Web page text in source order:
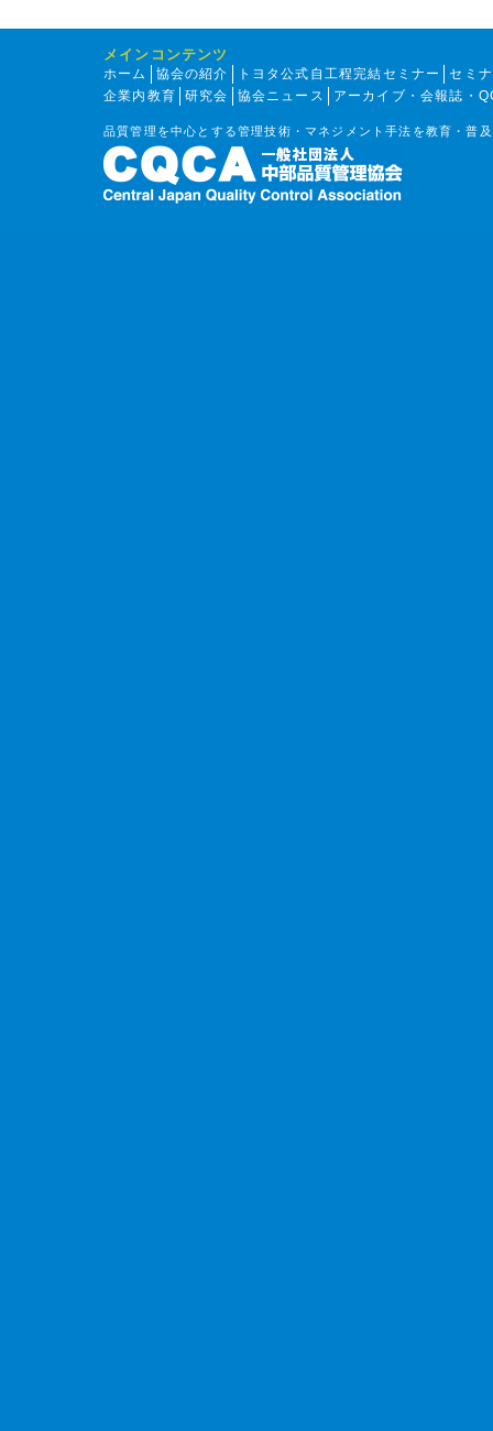
メインコンテンツ
ホーム 協会の紹介 トヨタ公式自工程完結セミナー
セミ
企業内教育
研究会 協会ニュース アーカイブ・会報誌・
品質管理を中心とする管理技術・マネジメント手法を教育・普